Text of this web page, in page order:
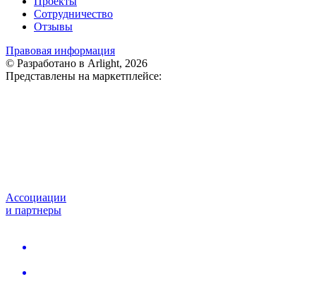
Сотрудничество
Отзывы
Правовая информация
© Разработано в Arlight, 2026
Представлены на маркетплейсе:
Ассоциации
и партнеры